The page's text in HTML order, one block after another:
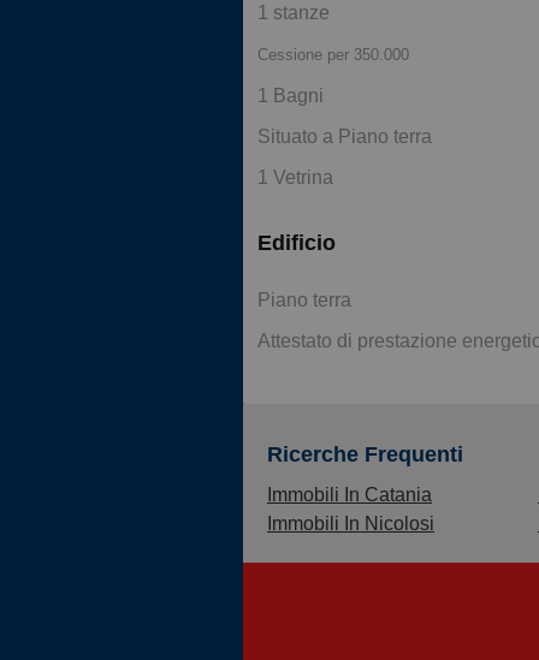
1 stanze
Cessione per 350.000
1 Bagni
Situato a Piano terra
1 Vetrina
Edificio
Piano terra
Attestato di prestazione
Ricerche Frequenti
Immobili In Catania
Immobili In Nicolosi